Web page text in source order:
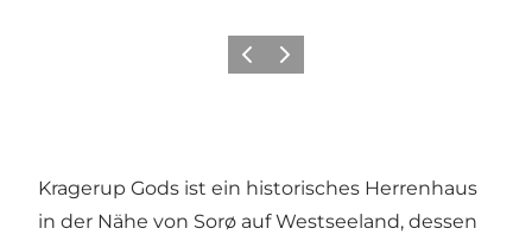
ZurückWeiter
Kragerup Gods ist ein historisches Herrenhaus
in der Nähe von Sorø auf Westseeland, dessen